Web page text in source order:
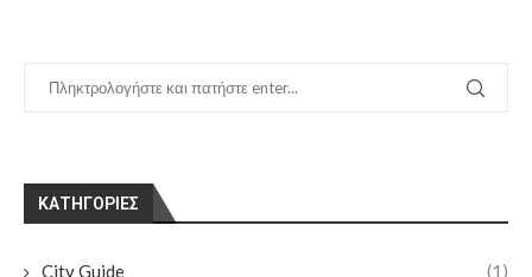
KΑΤΗΓΟΡΊΕΣ
City Guide (1)